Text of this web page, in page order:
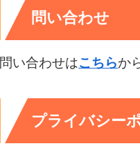
問い合わせ
問い合わせはこちらか
プライバシー